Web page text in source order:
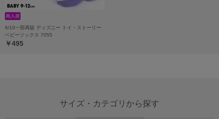
6/10一部再販 ディズニー トイ・ストーリー
ベビーソックス 7055
￥495
サイズ・カテゴリから探す